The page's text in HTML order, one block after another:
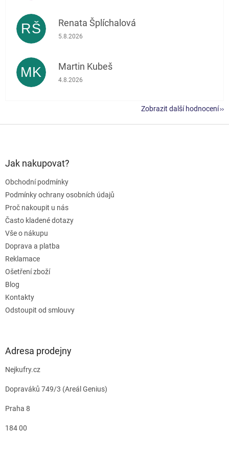
RŠ Renata Šplíchalová
Hodnocení obchodu je 5 z 5 hvězdiček.
5.8.2026
MK Martin Kubeš
Hodnocení obchodu je 5 z 5 hvězdiček.
4.8.2026
Zobrazit další hodnocení
Jak nakupovat?
Obchodní podmínky
Podmínky ochrany osobních údajů
Proč nakoupit u nás
Často kladené dotazy
Vše o nákupu
Doprava a platba
Reklamace
Ošetření zboží
Blog
Kontakty
Odstoupit od smlouvy
Adresa prodejny
Nejkufry.cz
Dopraváků 749/3 (Areál Genius)
Praha 8
184 00